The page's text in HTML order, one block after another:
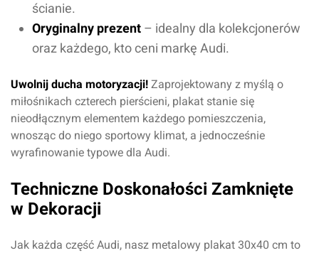
ścianie.
Oryginalny prezent – idealny dla kolekcjonerów
oraz każdego, kto ceni markę Audi.
Uwolnij ducha motoryzacji! Zaprojektowany z myślą o
miłośnikach czterech pierścieni, plakat stanie się
nieodłącznym elementem każdego pomieszczenia,
wnosząc do niego sportowy klimat, a jednocześnie
wyrafinowanie typowe dla Audi.
Techniczne Doskonałości Zamknięte
w Dekoracji
Jak każda część Audi, nasz metalowy plakat 30x40 cm to